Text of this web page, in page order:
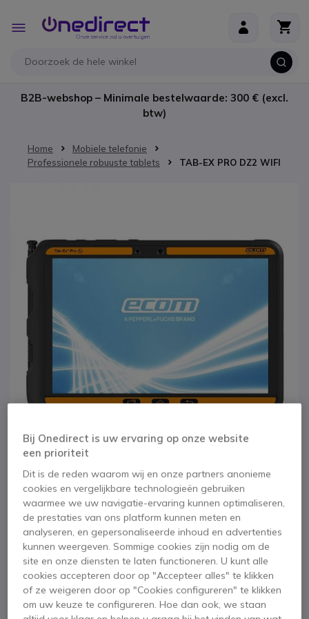
Toggle
Nav
B2B-webshop – Minimale bestelwaarde: 300 € (excl.
btw)
Home
Mobiele telefonie
Professionele robuuste tablets
TAB-EX PRO DZ2 WIFI
TAB-EX PRO DZ2
WIFI
Robuuste tablet met groot scherm, wifi en Atex
Zone 2/22 en Div. 2 certificering
Ga naar het begin van de afbeeldingen-gallerij
Bij Onedirect is uw ervaring op onze website
een prioriteit
Dit is de reden waarom wij en onze partners anonieme
cookies en vergelijkbare technologieën gebruiken
waarmee we uw navigatie-ervaring kunnen optimaliseren,
de prestaties van ons platform kunnen meten en
analyseren, en gepersonaliseerde inhoud en advertenties
kunnen weergeven. Sommige cookies zijn nodig om de
site en onze diensten te laten functioneren. U kunt alle
cookies accepteren door op "Accepteer alles" te klikken
of ze weigeren door op "Cookies configureren" te klikken
om uw keuze te configureren. Hoe dan ook, we staan